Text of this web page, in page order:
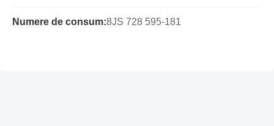
Numere de consum:8JS 728 595-181